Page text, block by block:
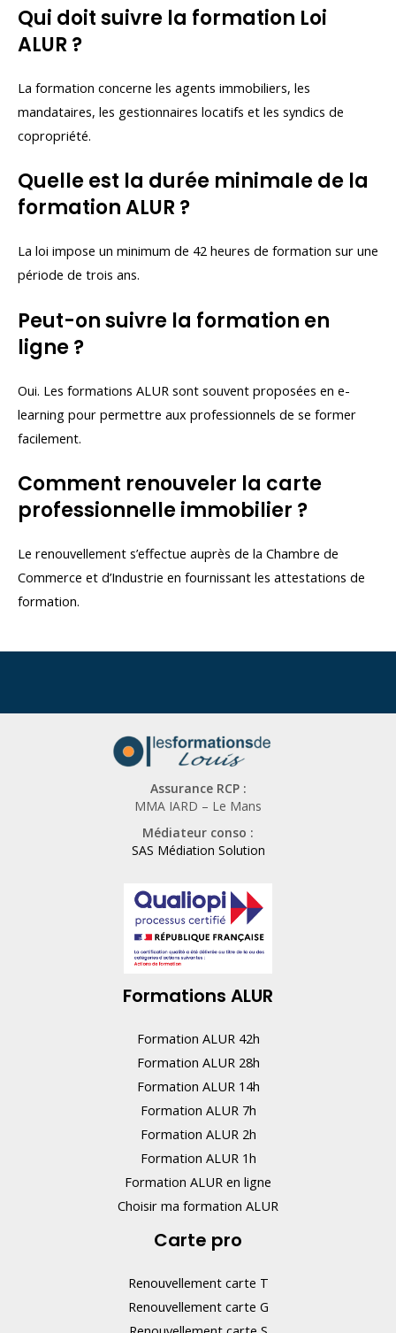
Qui doit suivre la formation Loi
ALUR ?
La formation concerne les agents immobiliers, les
mandataires, les gestionnaires locatifs et les syndics de
copropriété.
Quelle est la durée minimale de la
formation ALUR ?
La loi impose un minimum de 42 heures de formation sur une
période de trois ans.
Peut-on suivre la formation en
ligne ?
Oui. Les formations ALUR sont souvent proposées en e-
learning pour permettre aux professionnels de se former
facilement.
Comment renouveler la carte
professionnelle immobilier ?
Le renouvellement s’effectue auprès de la Chambre de
Commerce et d’Industrie en fournissant les attestations de
formation.
Assurance RCP :
MMA IARD – Le Mans
Médiateur conso :
SAS Médiation Solution
Formations ALUR
Formation ALUR 42h
Formation ALUR 28h
Formation ALUR 14h
Formation ALUR 7h
Formation ALUR 2h
Formation ALUR 1h
Formation ALUR en ligne
Choisir ma formation ALUR
Carte pro
Renouvellement carte T
Renouvellement carte G